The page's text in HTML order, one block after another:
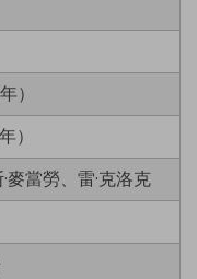
）
）
麥當勞、雷·克洛克